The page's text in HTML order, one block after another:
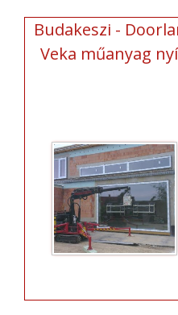
Budakeszi -
Veka műanyag